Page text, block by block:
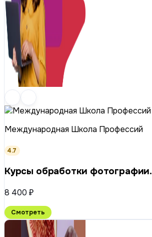
Международная Школа Профессий
4.7
Курсы обработки фотографии.
8 400 ₽
Смотреть